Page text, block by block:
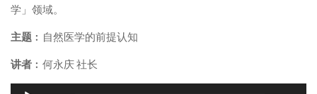
学」领域。
主题 ︰自然医学的前提认知
讲者 ︰何永庆 社长